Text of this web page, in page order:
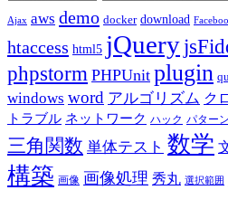
Ajax aws demo docker download
htaccess html5 jQuery
phpstorm PHPUnit plugin
windows word アルゴリズム ク
トラブル ネットワーク ハック パターン
三角関数 単体テスト 数学
構築 画像 画像処理 秀丸 選択範囲